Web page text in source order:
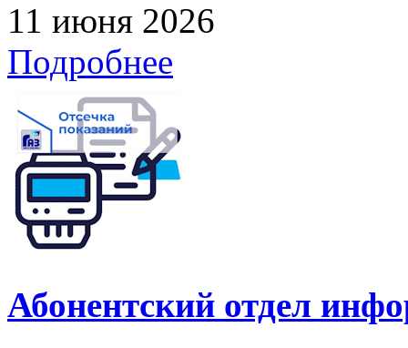
11 июня 2026
Подробнее
Абонентский отдел